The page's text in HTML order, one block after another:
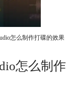
怎么制作打碟的效果
怎么制作